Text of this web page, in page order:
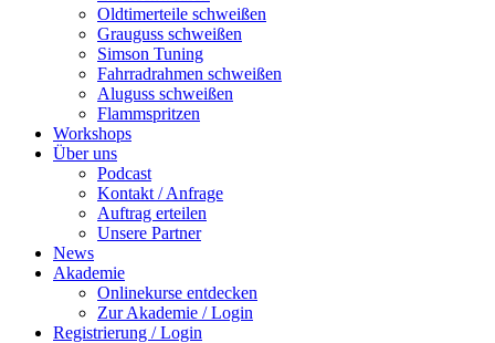
Oldtimerteile schweißen
Grauguss schweißen
Simson Tuning
Fahrradrahmen schweißen
Aluguss schweißen
Flammspritzen
Workshops
Über uns
Podcast
Kontakt / Anfrage
Auftrag erteilen
Unsere Partner
News
Akademie
Onlinekurse entdecken
Zur Akademie / Login
Registrierung / Login